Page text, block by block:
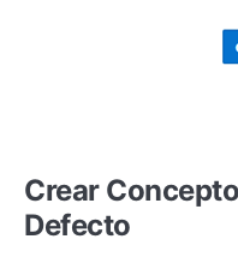
Crear
Defecto